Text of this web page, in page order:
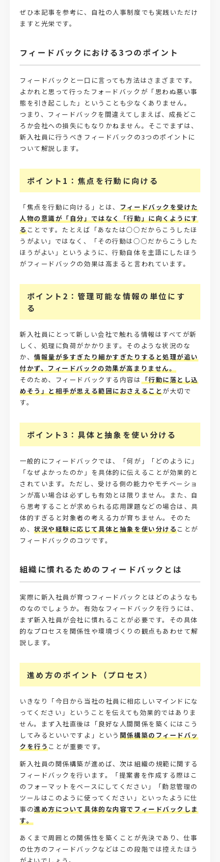
ぜひ本記事を参考に、自社の人事制度でも実践いただけ
ますと光栄です。
フィードバックにおける3つのポイント
フィードバックと一口に言っても方法はさまざまです。
よかれと思って行ったフォードバックが「思わぬ悪い事
態を引き起こした」ということも少なくありません。
つまり、フィードバックを間違えてしまえば、成長どこ
ろか会社への損失にもなりかねません。そこでまずは、
新入社員に行うべきフィードバックの3つのポイントに
ついて解説します。
ポイント1：焦点を行動に向ける
「焦点を行動に向ける」とは、 フィードバックを受けた
人物の意識が「自分」ではなく「行動」に向くようにす
る ことです。たとえば「あなたは○○だからこうしたほ
うがよい」ではなく、「その行動は○○だからこうした
ほうがよい」というように、行動自体を主語にしたほう
がフィードバックの効果は高まると言われています。
ポイント2：管理可能な情報の単位にす
る
新入社員にとって新しい会社で触れる情報はすべてが新
しく、処理に負荷がかかります。そのような状況のな
か、情報量が多すぎたり細かすぎたりすると処理が追い
付かず、フィードバックの効果が高まりません。
そのため、フィードバックする内容は 「行動に落とし込
めそう」と相手が思える範囲におさえること が大切で
す。
ポイント3：具体と抽象を使い分ける
一般的にフィードバックでは、「何が」「どのように」
「なぜよかったのか」を具体的に伝えることが効果的と
されています。ただし、受ける側の能力やモチベーショ
ンが高い場合は必ずしも有効とは限りません。また、自
ら思考することが求められる応用課題などの場合は、具
体的すぎると対象者の考える力が育ちません。そのた
め、状況や経験に応じて具体と抽象を使い分ける ことが
フィードバックのコツです。
組織に慣れるためのフィードバックとは
実際に新入社員が育つフィードバックとはどのようなも
のなのでしょうか。有効なフィードバックを行うには、
まず新入社員が会社に慣れることが必要です。その具体
的なプロセスを関係性や環境づくりの観点もあわせて解
説します。
進め方のポイント（プロセス）
いきなり「今日から当社の社員に相応しいマインドにな
ってください」ということを伝えても効果的ではありま
せん。まず入社直後は「良好な人間関係を築くにはこう
してみるといいですよ」という 関係構築のフィードバッ
クを行う ことが重要です。
新入社員の関係構築が進めば、次は組織の規範に関する
フィードバックを行います。「提案書を作成する際はこ
のフォーマットをベースにしてください」「勤怠管理の
ツールはこのように使ってください」といったように仕
事の進め方について具体的な内容でフィードバックしま
す。
あくまで周囲との関係性を築くことが先決であり、仕事
の仕方のフィードバックなどはこの段階では控えたほう